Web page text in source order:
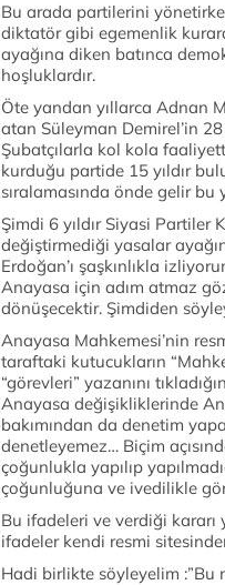
Bu arada partilerini
diktatör gibi egemenlik
ayağına diken batınca
hoşluklardır.
Öte yandan yıllarca Adnan
atan Süleyman Demirel’in
Şubatçılarla kol kola
kurduğu partide 15 yıldır
sıralamasında önde gelir bu
Şimdi 6 yıldır Siyasi
değiştirmediği yasalar
Erdoğan’ı şaşkınlıkla
Anayasa için adım atmaz
dönüşecektir. Şimdiden
Anayasa Mahkemesi’nin
taraftaki kutucukların
“görevleri” yazanını
Anayasa değişikliklerinde
bakımından da denetim
denetleyemez… Biçim
çoğunlukla yapılıp
çoğunluğuna ve ivedilikle
Bu ifadeleri ve verdiği
ifadeler kendi resmi
Hadi birlikte söyleyelim :”Bu